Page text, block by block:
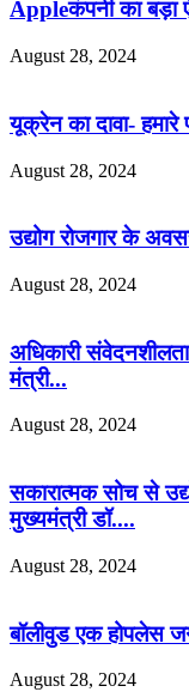
Appleकंपनी का बड़ा
August 28, 2024
यूक्रेन का दावा-
August 28, 2024
उद्योग रोजगार के
August 28, 2024
अधिकारी
मंत्री...
August 28, 2024
सकारात्मक सोच से
मुख्यमंत्री डॉ....
August 28, 2024
बॉलीवुड एक होपलेस
August 28, 2024